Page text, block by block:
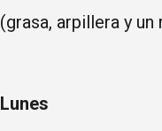
(grasa, arpillera y
Lunes